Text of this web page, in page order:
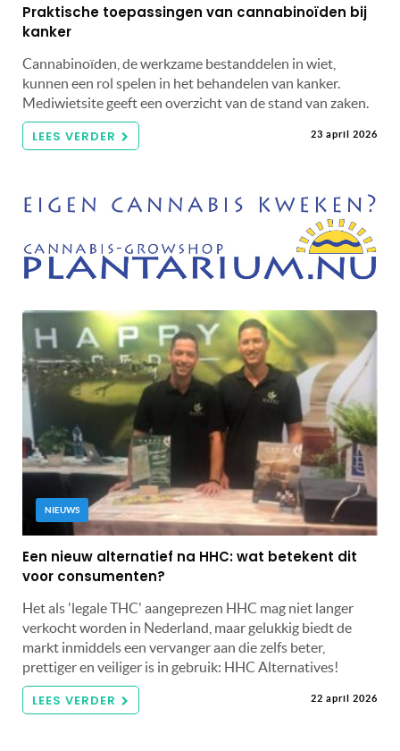
Praktische toepassingen van cannabinoïden bij
kanker
Cannabinoïden, de werkzame bestanddelen in wiet,
kunnen een rol spelen in het behandelen van kanker.
Mediwietsite geeft een overzicht van de stand van zaken.
LEES VERDER 23 april 2026
NIEUWS
Een nieuw alternatief na HHC: wat betekent dit
voor consumenten?
Het als 'legale THC' aangeprezen HHC mag niet langer
verkocht worden in Nederland, maar gelukkig biedt de
markt inmiddels een vervanger aan die zelfs beter,
prettiger en veiliger is in gebruik: HHC Alternatives!
LEES VERDER 22 april 2026